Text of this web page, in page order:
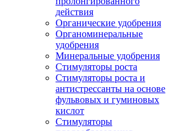
действия
Органические удобрения
Органоминеральные
удобрения
Минеральные удобрения
Стимуляторы роста
Стимуляторы роста и
антистрессанты на основе
фульвовых и гуминовых
кислот
Стимуляторы